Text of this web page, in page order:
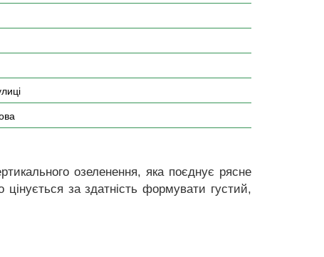
озеленення, яка поєднує рясне
цінується за здатність формувати густий,